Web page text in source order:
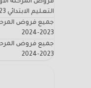
فروض المرحلة
التعليم الابتدائي 2023-2024
جميع فروض
2023-2024
جميع فروض
2023-2024